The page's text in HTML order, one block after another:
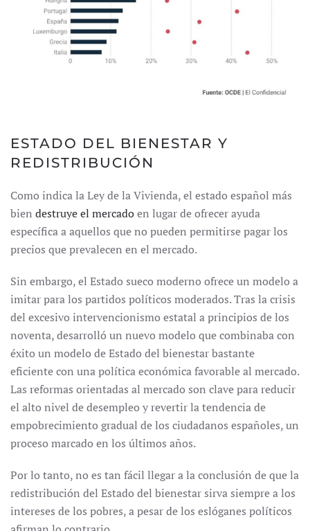
ESTADO DEL BIENESTAR Y
REDISTRIBUCIÓN
Como indica la Ley de la Vivienda, el estado español más
bien destruye el mercadoen lugar de ofrecer ayuda
específica a aquellos que no pueden permitirse pagar los
precios que prevalecen en el mercado.
Sin embargo, el Estado sueco moderno ofrece un modelo a
imitar para los partidos políticos moderados. Tras la crisis
del excesivo intervencionismo estatal a principios de los
noventa, desarrolló un nuevo modelo que combinaba con
éxito un modelo de Estado del bienestar bastante
eficiente con una política económica favorable al mercado.
Las reformas orientadas al mercado son clave para reducir
el alto nivel de desempleo y revertir la tendencia de
empobrecimiento gradual de los ciudadanos españoles, un
proceso marcado en los últimos años.
Por lo tanto, no es tan fácil llegar a la conclusión de que la
redistribución del Estado del bienestar sirva siempre a los
intereses de los pobres, a pesar de los eslóganes políticos